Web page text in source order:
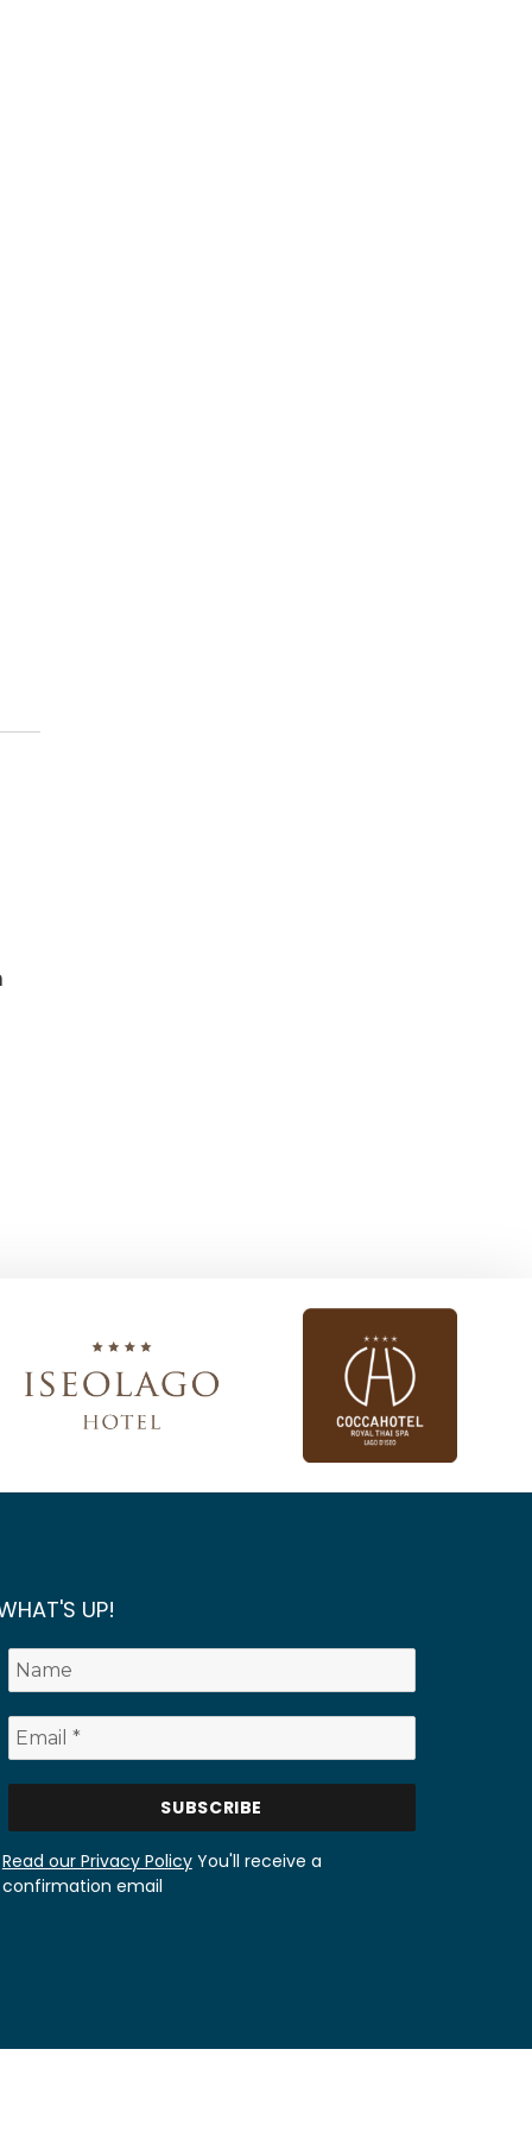
UP!
Read our Privacy PolicyYou'll receive a
confirmation email